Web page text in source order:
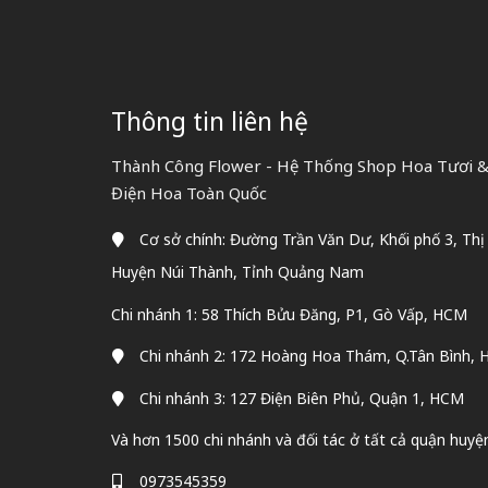
Thông tin liên hệ
Thành Công Flower - Hệ Thống Shop Hoa Tươi
Điện Hoa Toàn Quốc
Cơ sở chính: Đường Trần Văn Dư, Khối phố 3,
Huyện Núi Thành, Tỉnh Quảng Nam
Chi nhánh 1: 58 Thích Bửu Đăng, P1, Gò Vấp, HCM
Chi nhánh 2: 172 Hoàng Hoa Thám, Q.Tân Bình,
Chi nhánh 3: 127 Điện Biên Phủ, Quận 1, HCM
Và hơn 1500 chi nhánh và đối tác ở tất cả quận
0973545359